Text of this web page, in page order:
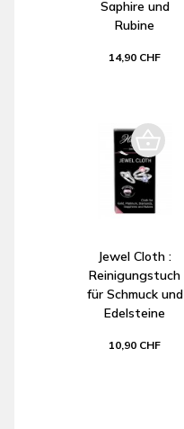
Saphire und
Rubine
14,90 CHF
Jewel Cloth :
Reinigungstuch
für Schmuck und
Edelsteine
10,90 CHF